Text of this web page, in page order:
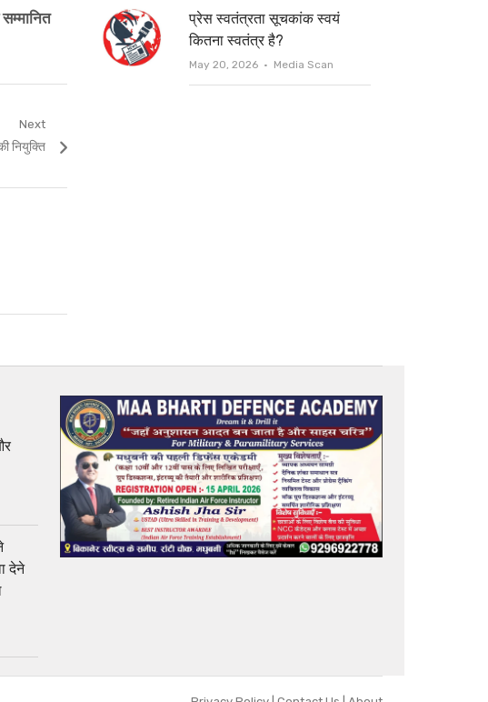
Next
नियुक्ति
प्रेस स्वतंत्रता सूचकांक स्वयं
कितना स्वतंत्र है?
May 20, 2026 Author
Media Scan
देने